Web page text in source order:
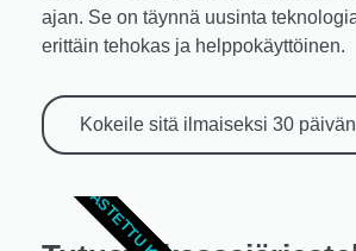
ajan. Se on täynnä uusinta
erittäin tehokas ja helppokäyttöinen.
Kokeile sitä ilmaiseksi 30